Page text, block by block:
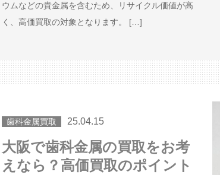
ウムなどの貴金属を含むため、リサイクル価値が高
く、高価買取の対象となります。 […]
歯科金属買取 25.04.15
大阪で歯科金属の買取をお考
えなら？高価買取のポイント